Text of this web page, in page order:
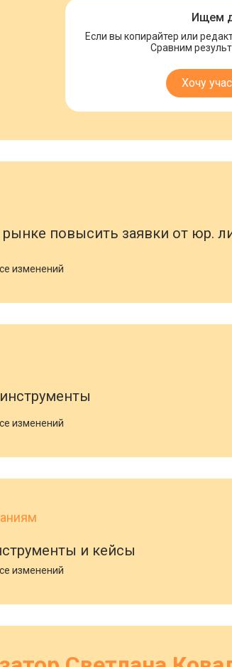
Ищем
Если вы копирайтер или
Сравним
Хочу
изменений
повысить заявки от юр.
изменений
и кейсы
изменений